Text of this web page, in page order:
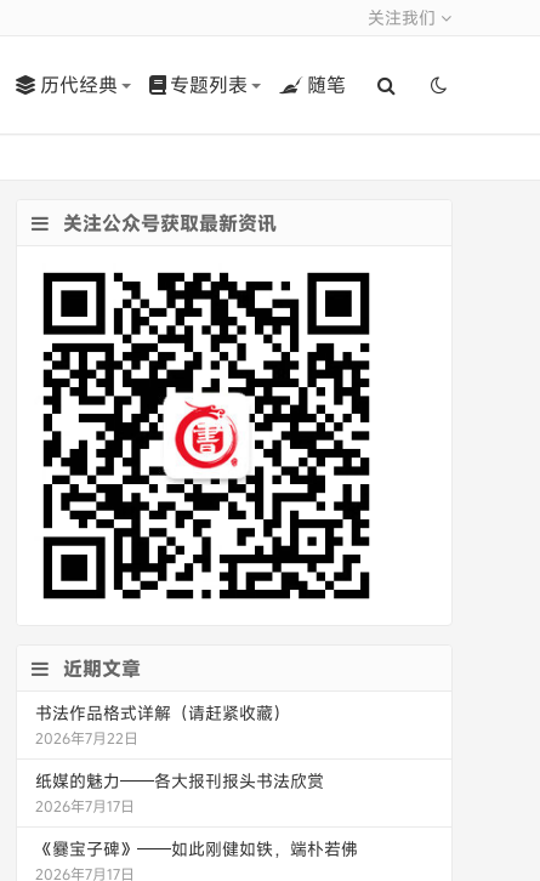
关注我们
历代经典 专题列表 随笔
关注公众号获取最新资讯
近期文章
书法作品格式详解（请赶紧收藏）
2026年7月22日
纸媒的魅力——各大报刊报头书法欣赏
2026年7月17日
《爨宝子碑》——如此刚健如铁，端朴若佛
2026年7月17日